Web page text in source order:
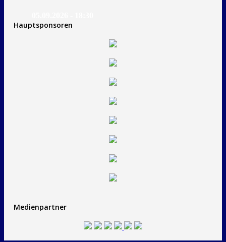
Hauptsponsoren
Medienpartner